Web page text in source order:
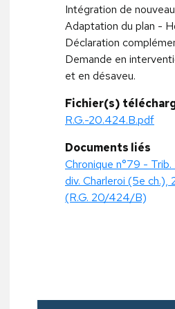
Intégration de
Adaptation du plan -
Déclaration
Demande en
et en désaveu.
Fichier(s)
R.G.-20.424.B.pdf
Documents liés
Chronique n°79 - Trib.
div. Charleroi (5e ch.),
(R.G. 20/424/B)